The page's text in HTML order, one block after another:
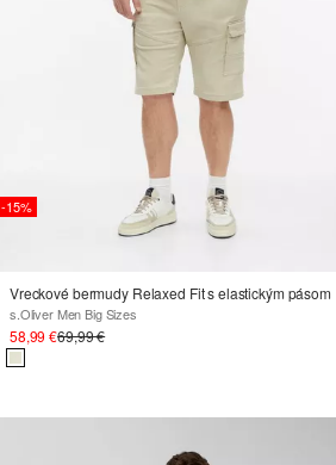
-15%
Vreckové bermudy Relaxed Fit s elastickým pásom
s.Oliver Men Big Sizes
58,99 €69,99 €